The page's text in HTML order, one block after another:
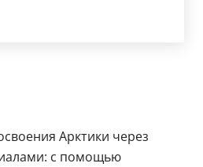
Арктики через
с помощью